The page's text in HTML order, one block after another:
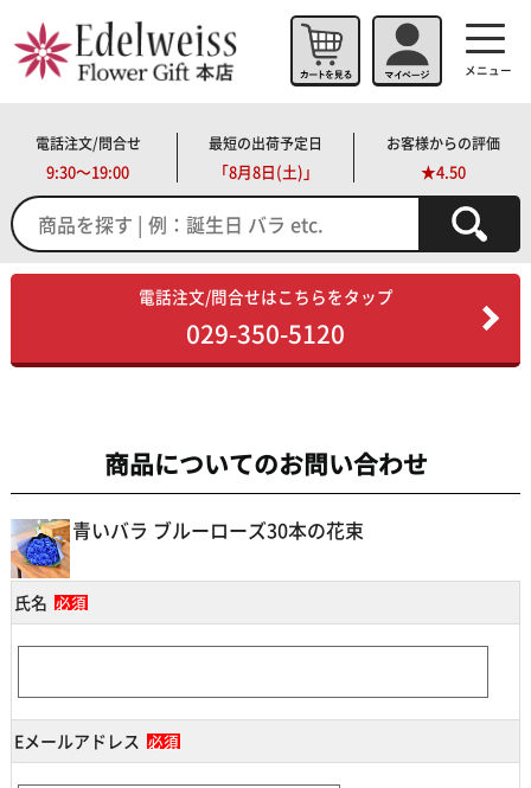
メニュー
電話注文/問合せ
9:30～19:00
最短の出荷予定日
「8月8日(土)」
お客様からの評価
★4.50
電話注文/問合せはこちらをタップ
029-350-5120
商品についてのお問い合わせ
青いバラ ブルーローズ30本の花束
氏名 必須
Eメールアドレス 必須